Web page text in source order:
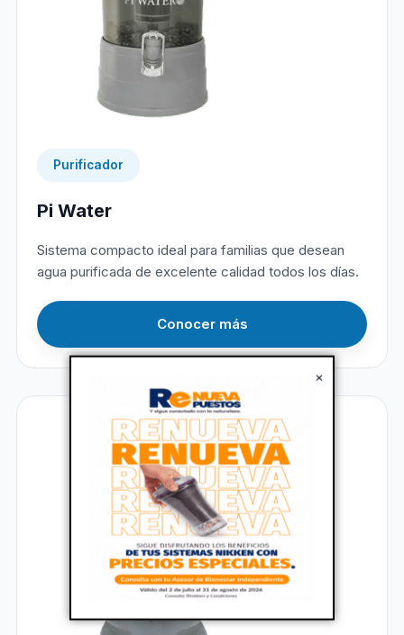
×
Purificador
Pi Water
Sistema compacto ideal para familias que desean
agua purificada de excelente calidad todos los días.
Conocer más